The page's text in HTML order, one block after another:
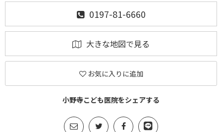
0197-81-6660
大きな地図で見る
お気に入りに追加
小野寺こども医院をシェアする